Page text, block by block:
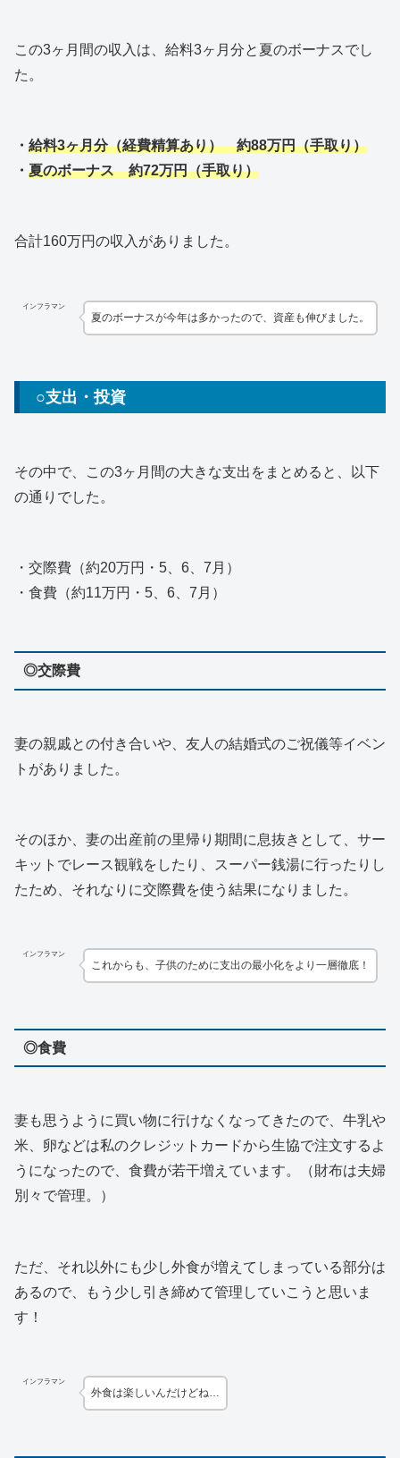
この3ヶ月間の収入は、給料3ヶ月分と夏のボーナスでし
た。
・ 給料3ヶ月分（経費精算あり） 約88万円（手取り）
・ 夏のボーナス 約72万円（手取り）
合計160万円の収入がありました。
インフラマン
夏のボーナスが今年は多かったので、資産も伸びました。
○支出・投資
その中で、この3ヶ月間の大きな支出をまとめると、以下
の通りでした。
・交際費（約20万円・5、6、7月）
・食費（約11万円・5、6、7月）
◎交際費
妻の親戚との付き合いや、友人の結婚式のご祝儀等イベン
トがありました。
そのほか、妻の出産前の里帰り期間に息抜きとして、サー
キットでレース観戦をしたり、スーパー銭湯に行ったりし
たため、それなりに交際費を使う結果になりました。
インフラマン
これからも、子供のために支出の最小化をより一層徹底！
◎食費
妻も思うように買い物に行けなくなってきたので、牛乳や
米、卵などは私のクレジットカードから生協で注文するよ
うになったので、食費が若干増えています。（財布は夫婦
別々で管理。）
ただ、それ以外にも少し外食が増えてしまっている部分は
あるので、もう少し引き締めて管理していこうと思いま
す！
インフラマン
外食は楽しいんだけどね…